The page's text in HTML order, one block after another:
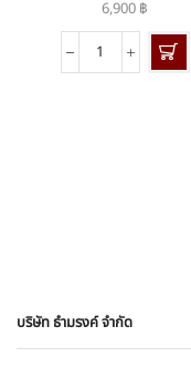
6,900 ฿
จำนวน
บริษัท ธำมรงค์ จำกัด